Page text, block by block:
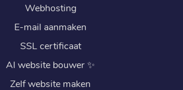
Webhosting
E-mail aanmaken
SSL certificaat
AI website bouwer✨
Zelf website maken